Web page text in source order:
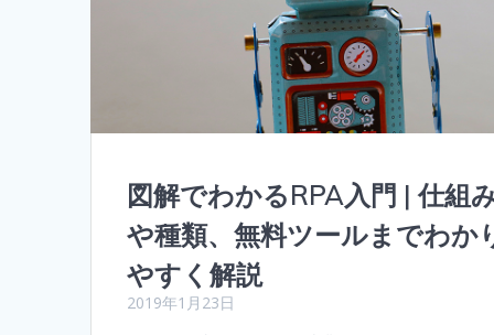
図解でわかるRPA入門 | 仕組
や種類、無料ツールまでわか
やすく解説
2019年1月23日